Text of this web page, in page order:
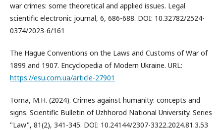
war crimes: some theoretical and applied issues. Legal
scientific electronic journal, 6, 686-688. DOI: 10.32782/2524-
0374/2023-6/161
The Hague Conventions on the Laws and Customs of War of
1899 and 1907. Encyclopedia of Modern Ukraine. URL:
https://esu.com.ua/article-27901
Toma, M.H. (2024). Crimes against humanity: concepts and
signs. Scientific Bulletin of Uzhhorod National University. Series
"Law", 81(2), 341-345. DOI: 10.24144/2307-3322.2024.81.3.53